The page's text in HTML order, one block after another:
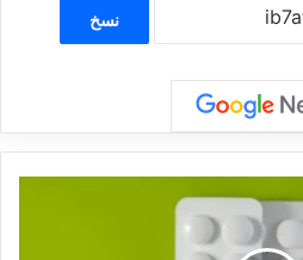
نسخ